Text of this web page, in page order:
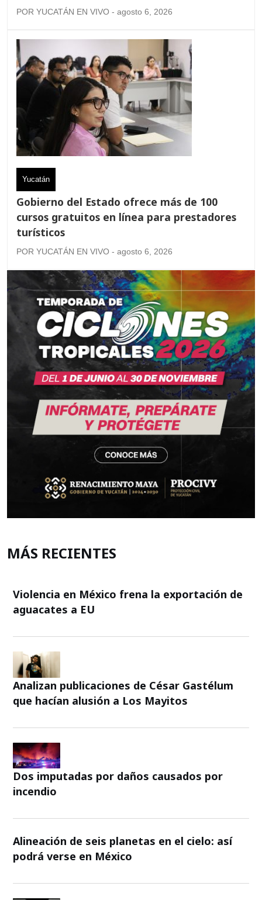
POR YUCATÁN EN VIVO - agosto 6, 2026
Yucatán
Gobierno del Estado ofrece más de 100
cursos gratuitos en línea para prestadores
turísticos
POR YUCATÁN EN VIVO - agosto 6, 2026
MÁS RECIENTES
Violencia en México frena la exportación de
aguacates a EU
Analizan publicaciones de César Gastélum
que hacían alusión a Los Mayitos
Dos imputadas por daños causados por
incendio
Alineación de seis planetas en el cielo: así
podrá verse en México